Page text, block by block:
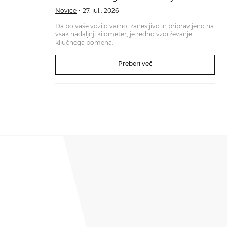
Novice 27. jul.. 2026
Da bo vaše vozilo varno, zanesljivo in pripravljeno na
vsak nadaljnji kilometer, je redno vzdrževanje
ključnega pomena.
Preberi več